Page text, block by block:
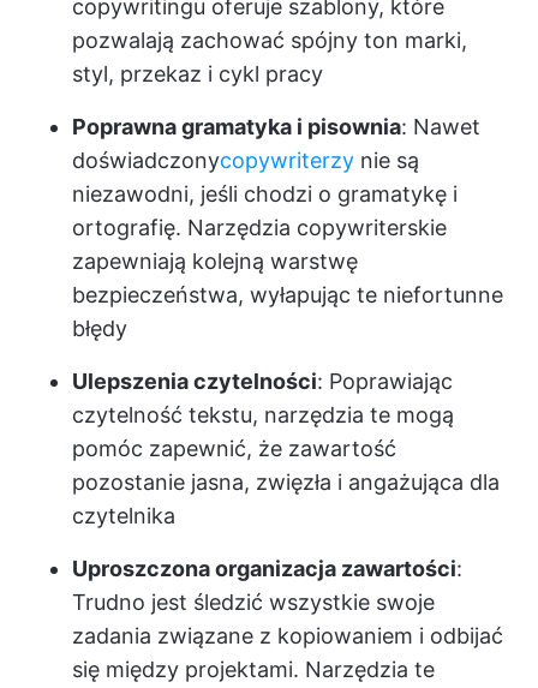
copywritingu oferuje szablony, które
pozwalają zachować spójny ton marki,
styl, przekaz i cykl pracy
Poprawna gramatyka i pisownia: Nawet
doświadczonycopywriterzy nie są
niezawodni, jeśli chodzi o gramatykę i
ortografię. Narzędzia copywriterskie
zapewniają kolejną warstwę
bezpieczeństwa, wyłapując te niefortunne
błędy
Ulepszenia czytelności: Poprawiając
czytelność tekstu, narzędzia te mogą
pomóc zapewnić, że zawartość
pozostanie jasna, zwięzła i angażująca dla
czytelnika
Uproszczona organizacja zawartości:
Trudno jest śledzić wszystkie swoje
zadania związane z kopiowaniem i odbijać
się między projektami. Narzędzia te